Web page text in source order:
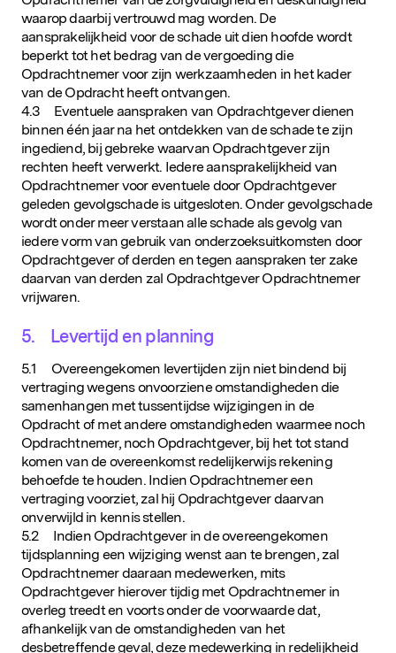
waarop daarbij vertrouwd mag worden. De
aansprakelijkheid voor de schade uit dien hoofde wordt
beperkt tot het bedrag van de vergoeding die
Opdrachtnemer voor zijn werkzaamheden in het kader
van de Opdracht heeft ontvangen.
4.3 Eventuele aanspraken van Opdrachtgever dienen
binnen één jaar na het ontdekken van de schade te zijn
ingediend, bij gebreke waarvan Opdrachtgever zijn
rechten heeft verwerkt. Iedere aansprakelijkheid van
Opdrachtnemer voor eventuele door Opdrachtgever
geleden gevolgschade is uitgesloten. Onder gevolgschade
wordt onder meer verstaan alle schade als gevolg van
iedere vorm van gebruik van onderzoeksuitkomsten door
Opdrachtgever of derden en tegen aanspraken ter zake
daarvan van derden zal Opdrachtgever Opdrachtnemer
vrijwaren.
5. Levertijd en planning
5.1 Overeengekomen levertijden zijn niet bindend bij
vertraging wegens onvoorziene omstandigheden die
samenhangen met tussentijdse wijzigingen in de
Opdracht of met andere omstandigheden waarmee noch
Opdrachtnemer, noch Opdrachtgever, bij het tot stand
komen van de overeenkomst redelijkerwijs rekening
behoefde te houden. Indien Opdrachtnemer een
vertraging voorziet, zal hij Opdrachtgever daarvan
onverwijld in kennis stellen.
5.2 Indien Opdrachtgever in de overeengekomen
tijdsplanning een wijziging wenst aan te brengen, zal
Opdrachtnemer daaraan medewerken, mits
Opdrachtgever hierover tijdig met Opdrachtnemer in
overleg treedt en voorts onder de voorwaarde dat,
afhankelijk van de omstandigheden van het
desbetreffende geval, deze medewerking in redelijkheid